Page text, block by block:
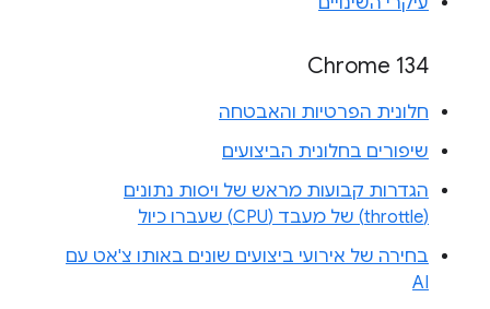
Chrome 134
חלונית הפרטיות והאבטחה
שיפורים בחלונית הביצועים
הגדרות קבועות מראש של ויסות נתונים
(throttle) של מעבד (CPU) שעברו כיול
בחירה של אירועי ביצועים שונים באותו צ'אט עם
AI